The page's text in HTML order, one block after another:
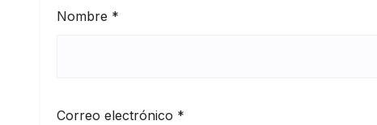
Nombre *
Correo electrónico *